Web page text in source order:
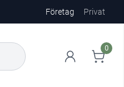
Företag Privat
0